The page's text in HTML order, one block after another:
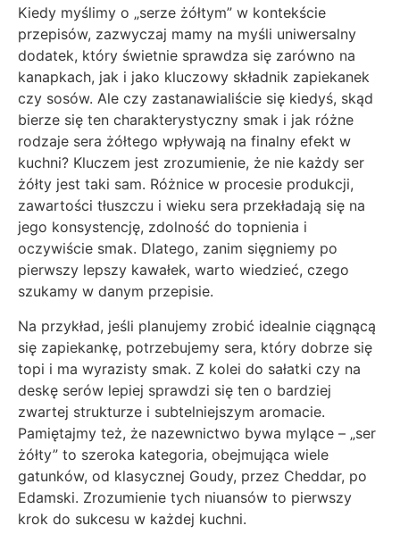
Kiedy myślimy o „serze żółtym” w kontekście
przepisów, zazwyczaj mamy na myśli uniwersalny
dodatek, który świetnie sprawdza się zarówno na
kanapkach, jak i jako kluczowy składnik zapiekanek
czy sosów. Ale czy zastanawialiście się kiedyś, skąd
bierze się ten charakterystyczny smak i jak różne
rodzaje sera żółtego wpływają na finalny efekt w
kuchni? Kluczem jest zrozumienie, że nie każdy ser
żółty jest taki sam. Różnice w procesie produkcji,
zawartości tłuszczu i wieku sera przekładają się na
jego konsystencję, zdolność do topnienia i
oczywiście smak. Dlatego, zanim sięgniemy po
pierwszy lepszy kawałek, warto wiedzieć, czego
szukamy w danym przepisie.
Na przykład, jeśli planujemy zrobić idealnie ciągnącą
się zapiekankę, potrzebujemy sera, który dobrze się
topi i ma wyrazisty smak. Z kolei do sałatki czy na
deskę serów lepiej sprawdzi się ten o bardziej
zwartej strukturze i subtelniejszym aromacie.
Pamiętajmy też, że nazewnictwo bywa mylące – „ser
żółty” to szeroka kategoria, obejmująca wiele
gatunków, od klasycznej Goudy, przez Cheddar, po
Edamski. Zrozumienie tych niuansów to pierwszy
krok do sukcesu w każdej kuchni.